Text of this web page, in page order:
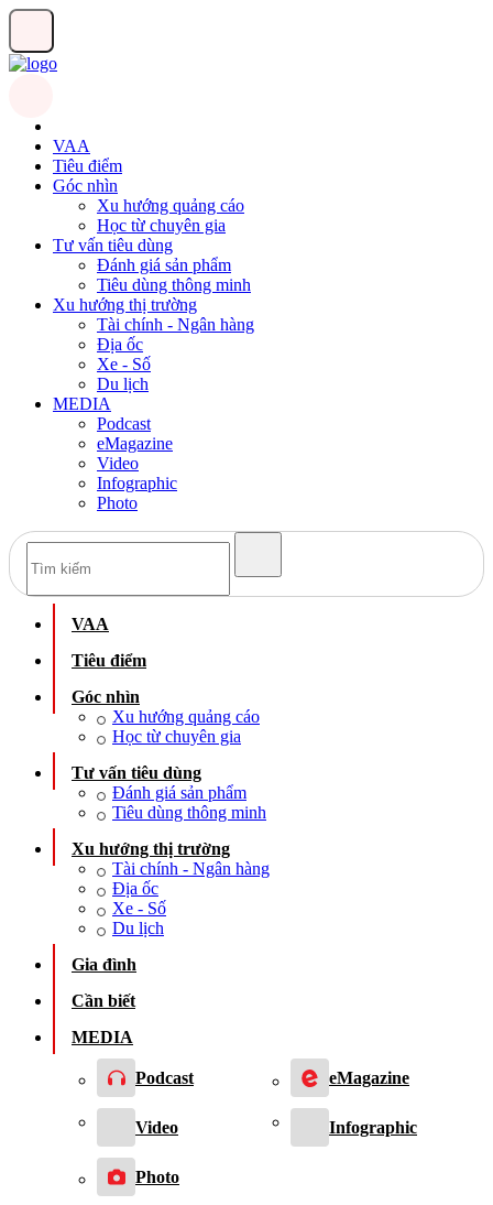
VAA
Tiêu điểm
Góc nhìn
Xu hướng quảng cáo
Học từ chuyên gia
Tư vấn tiêu dùng
Đánh giá sản phẩm
Tiêu dùng thông minh
Xu hướng thị trường
Tài chính - Ngân hàng
Địa ốc
Xe - Số
Du lịch
MEDIA
Podcast
eMagazine
Video
Infographic
Photo
VAA
Tiêu điểm
Góc nhìn
Xu hướng quảng cáo
Học từ chuyên gia
Tư vấn tiêu dùng
Đánh giá sản phẩm
Tiêu dùng thông minh
Xu hướng thị trường
Tài chính - Ngân hàng
Địa ốc
Xe - Số
Du lịch
Gia đình
Cần biết
MEDIA
Podcast eMagazine
Video Infographic
Photo